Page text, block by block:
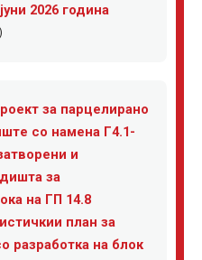
2026 година
за парцелирано
со намена Г4.1-
и
за
на ГП 14.8
план за
разработка на блок